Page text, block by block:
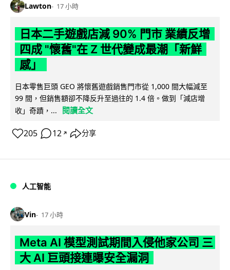
Lawton 17 小時
日本二手遊戲店減 90% 門市 業績反增
四成 "懷舊"在 Z 世代變成最潮「新鮮
感」
日本零售巨頭 GEO 將懷舊遊戲銷售門市從 1,000 間大幅減至
99 間，但銷售額卻不降反升至過往的 1.4 倍。做到「減店增
收」奇蹟，...
閱讀全文
205 12 ↗ 分享
人工智能
Vin 17 小時
Meta AI 模型測試期間入侵他家公司 三
大 AI 巨頭接連曝安全漏洞